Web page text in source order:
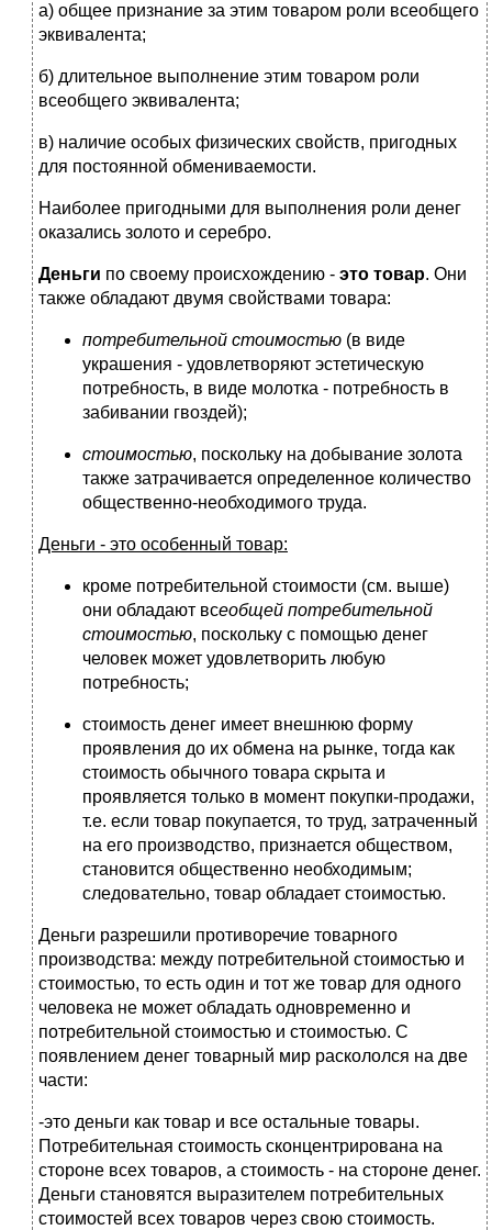
а) общее признание за этим товаром роли всеобщего
эквивалента;
б) длительное выполнение этим товаром роли
всеобщего эквивалента;
в) наличие особых физических свойств, пригодных
для постоянной обмениваемости.
Наиболее пригодными для выполнения роли денег
оказались золото и серебро.
Деньги по своему происхождению - это товар. Они
также обладают двумя свойствами товара:
потребительной стоимостью (в виде
украшения - удовлетворяют эстетическую
потребность, в виде молотка - потребность в
забивании гвоздей);
стоимостью, поскольку на добывание золота
также затрачивается определенное количество
общественно-необходимого труда.
Деньги - это особенный товар:
кроме потребительной стоимости (см. выше)
они обладают всеобщей потребительной
стоимостью, поскольку с помощью денег
человек может удовлетворить любую
потребность;
стоимость денег имеет внешнюю форму
проявления до их обмена на рынке, тогда как
стоимость обычного товара скрыта и
проявляется только в момент покупки-продажи,
т.е. если товар покупается, то труд, затраченный
на его производство, признается обществом,
становится общественно необходимым;
следовательно, товар обладает стоимостью.
Деньги разрешили противоречие товарного
производства: между потребительной стоимостью и
стоимостью, то есть один и тот же товар для одного
человека не может обладать одновременно и
потребительной стоимостью и стоимостью. С
появлением денег товарный мир раскололся на две
части:
-это деньги как товар и все остальные товары.
Потребительная стоимость сконцентрирована на
стороне всех товаров, а стоимость - на стороне денег.
Деньги становятся выразителем потребительных
стоимостей всех товаров через свою стоимость.